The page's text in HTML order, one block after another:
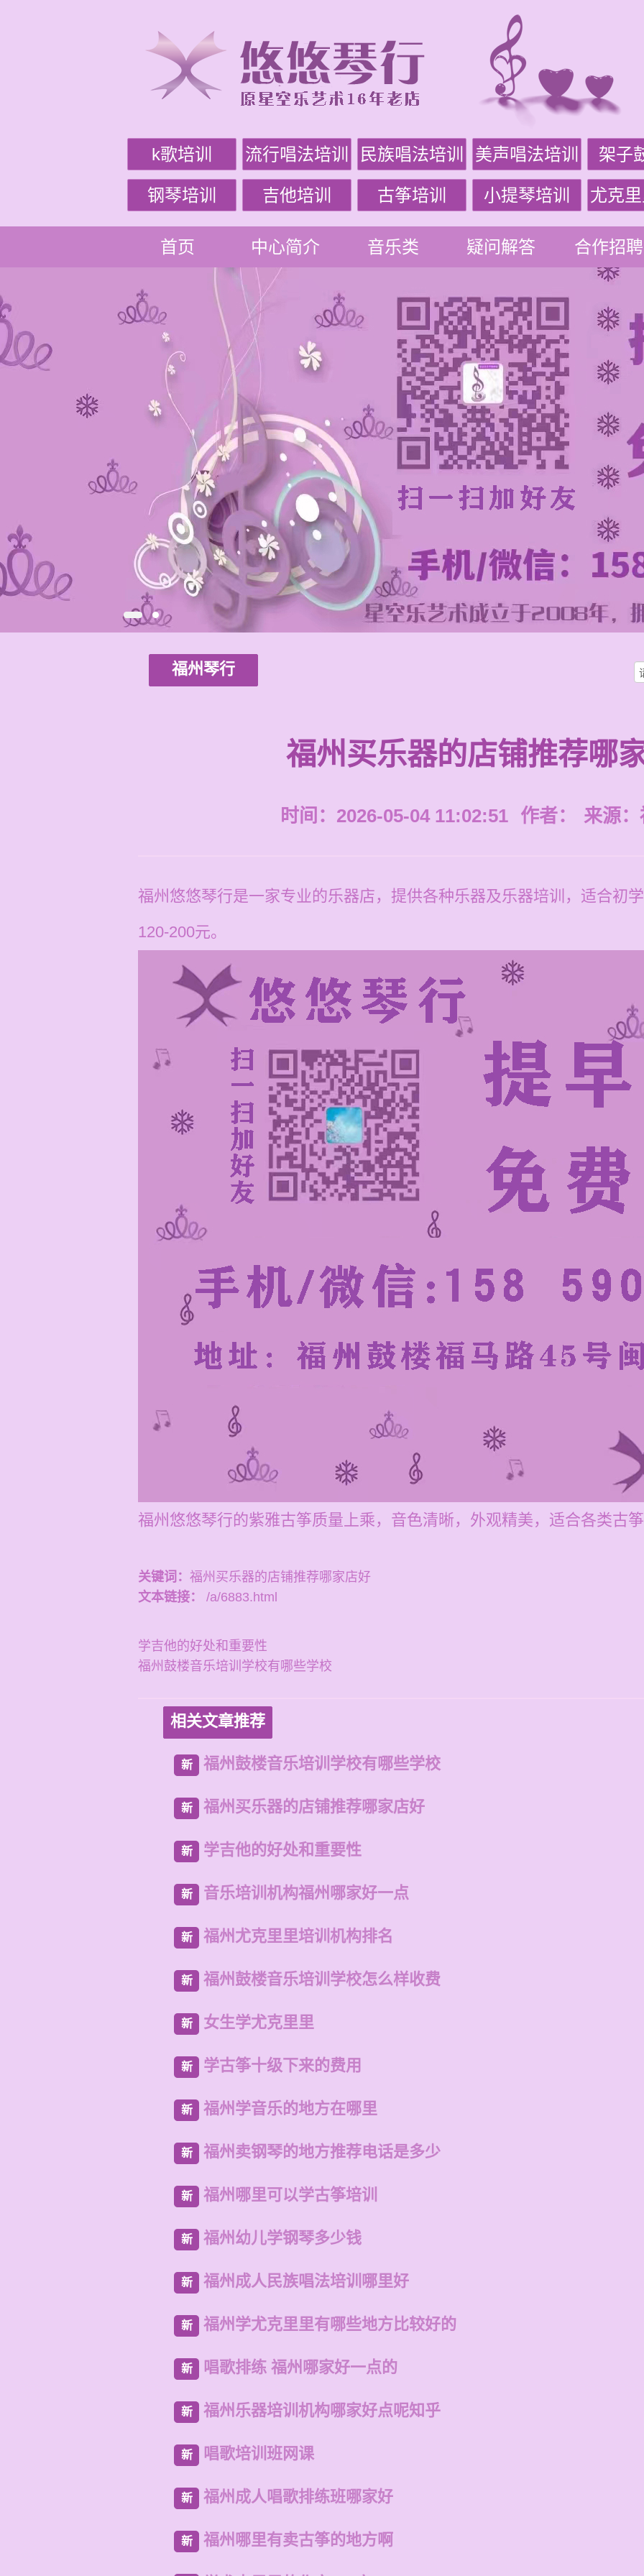
k歌培训 流行唱法培训 民族唱法培训 美声唱法培训 架子
钢琴培训 吉他培训 古筝培训 小提琴培训 尤克
首页 中心简介 音乐类 疑问解答 合作招聘
福州琴行
福州买乐器的店铺推荐哪
时间：2026-05-04 11:02:51 作者： 来源：
福州悠悠琴行是一家专业的乐器店，提供各种乐器及乐器培训，适合初
120-200元。
福州悠悠琴行的紫雅古筝质量上乘，音色清晰，外观精美，适合各类古
关键词： 福州买乐器的店铺推荐哪家店好
文本链接：
/a/6883.html
学吉他的好处和重要性
福州鼓楼音乐培训学校有哪些学校
相关文章推荐
新 福州鼓楼音乐培训学校有哪些学校
新 福州买乐器的店铺推荐哪家店好
新 学吉他的好处和重要性
新 音乐培训机构福州哪家好一点
新 福州尤克里里培训机构排名
新 福州鼓楼音乐培训学校怎么样收费
新 女生学尤克里里
新 学古筝十级下来的费用
新 福州学音乐的地方在哪里
新 福州卖钢琴的地方推荐电话是多少
新 福州哪里可以学古筝培训
新 福州幼儿学钢琴多少钱
新 福州成人民族唱法培训哪里好
新 福州学尤克里里有哪些地方比较好的
新 唱歌排练 福州哪家好一点的
新 福州乐器培训机构哪家好点呢知乎
新 唱歌培训班网课
新 福州成人唱歌排练班哪家好
新 福州哪里有卖古筝的地方啊